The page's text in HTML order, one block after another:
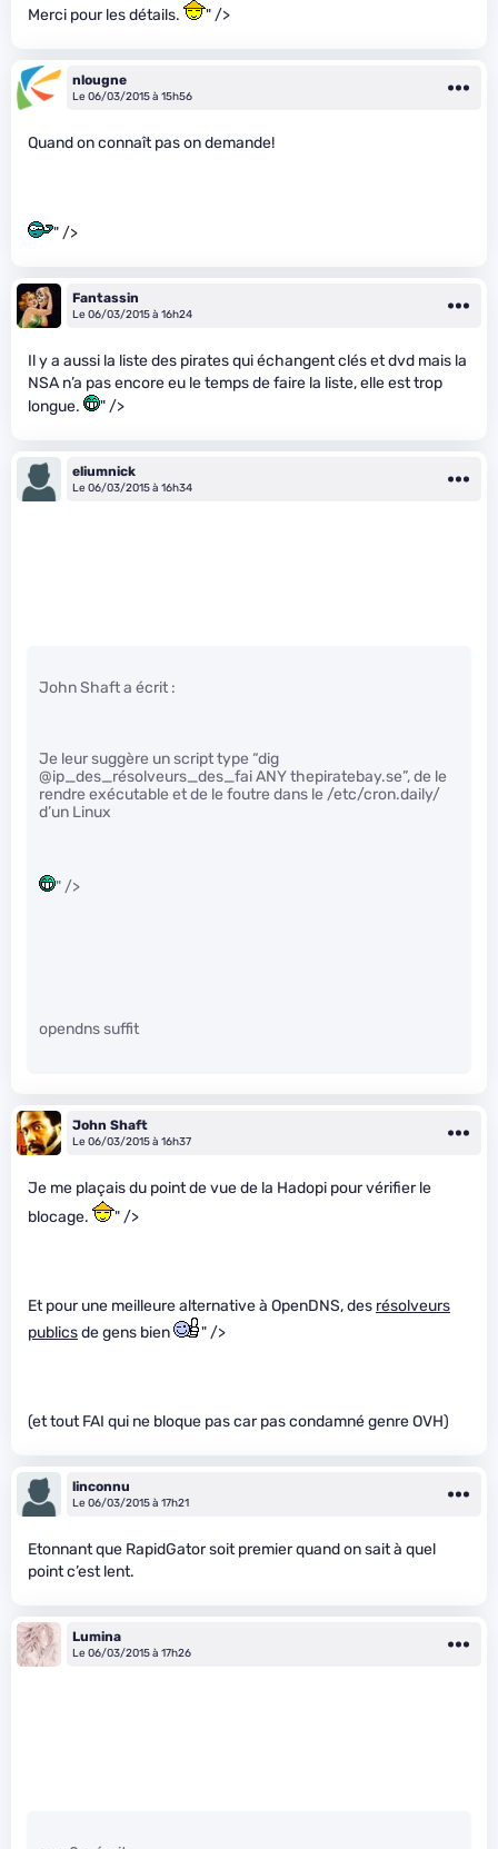
Merci pour les détails. " />
nlougne
Le 06/03/2015 à 15h56
Quand on connaît pas on demande!
" />
Fantassin
Le 06/03/2015 à 16h24
Il y a aussi la liste des pirates qui échangent clés et dvd mais la
NSA n’a pas encore eu le temps de faire la liste, elle est trop
longue.
" />
eliumnick
Le 06/03/2015 à 16h34
John Shaft a écrit :
Je leur suggère un script type “dig
@ip_des_résolveurs_des_fai ANY thepiratebay.se”, de le
rendre exécutable et de le foutre dans le /etc/cron.daily/
d’un Linux
" />
opendns suffit
John Shaft
Le 06/03/2015 à 16h37
Je me plaçais du point de vue de la Hadopi pour vérifier le
blocage.
" />
Et pour une meilleure alternative à OpenDNS, des résolveurs
publicsde gens bien " />
(et tout FAI qui ne bloque pas car pas condamné genre OVH)
linconnu
Le 06/03/2015 à 17h21
Etonnant que RapidGator soit premier quand on sait à quel
point c’est lent.
Lumina
Le 06/03/2015 à 17h26